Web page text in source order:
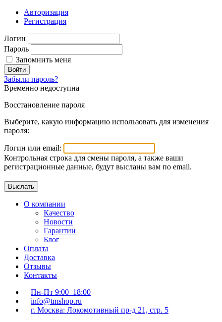
Авторизация
Регистрация
Логин
Пароль
Запомнить меня
Войти
Забыли пароль?
Временно недоступна
Восстановление пароля
Выберите, какую информацию использовать для изменения
пароля:
Логин или email:
Контрольная строка для смены пароля, а также ваши
регистрационные данные, будут высланы вам по email.
О компании
Качество
Новости
Гарантии
Блог
Оплата
Доставка
Отзывы
Контакты
Пн-Пт 9:00–18:00
info@tmshop.ru
г. Москва: Локомотивный пр-д 21, стр. 5